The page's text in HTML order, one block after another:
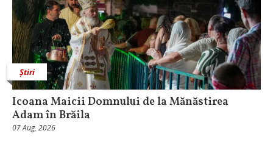
Știri
Icoana Maicii Domnului de la Mănăstirea
Adam în Brăila
07 Aug, 2026